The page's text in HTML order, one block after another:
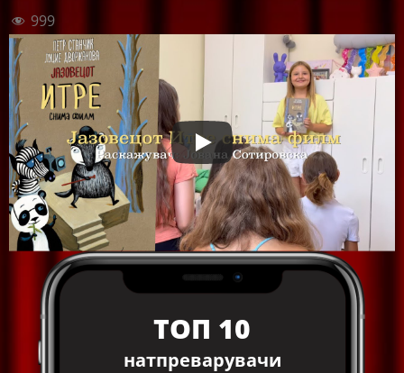
999
ТОП 10
натпреварувачи